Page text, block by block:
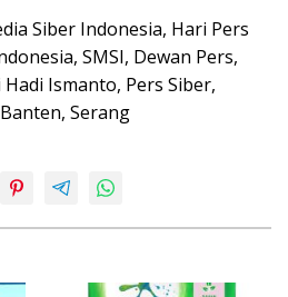
Siber Indonesia, Hari Pers
SMSI, Dewan Pers,
Ismanto, Pers Siber,
Serang